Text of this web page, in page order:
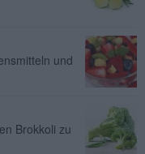
und
Brokkoli zu